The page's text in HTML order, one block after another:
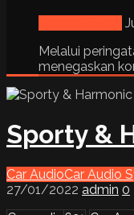
Melalui
menegaskan
Sporty &
Car AudioCar Audio
27/01/2022 admin 0